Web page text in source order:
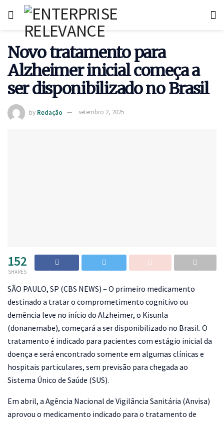
Novo tratamento para
Alzheimer inicial começa a
ser disponibilizado no Brasil
by Redação setembro 2, 2025
152
SHARES
SÃO PAULO, SP (CBS NEWS) – O primeiro medicamento
destinado a tratar o comprometimento cognitivo ou
demência leve no início do Alzheimer, o Kisunla
(donanemabe), começará a ser disponibilizado no Brasil. O
tratamento é indicado para pacientes com estágio inicial da
doença e será encontrado somente em algumas clínicas e
hospitais particulares, sem previsão para chegada ao
Sistema Único de Saúde (SUS).
Em abril, a Agência Nacional de Vigilância Sanitária (Anvisa)
aprovou o medicamento indicado para o tratamento de